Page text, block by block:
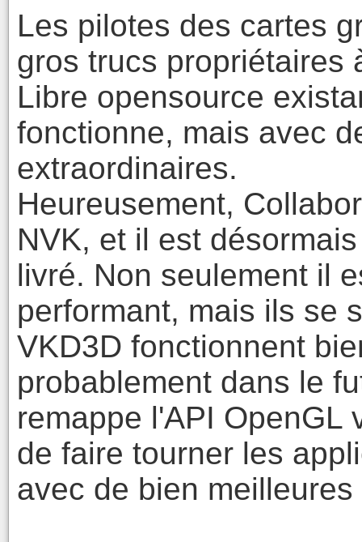
Les pilotes des cartes
gros trucs propriétaires
Libre opensource
fonctionne, mais avec
extraordinaires.
Heureusement,
NVK, et il est
livré. Non seulement il
performant, mais ils se
VKD3D fonctionnent
probablement dans le
remappe l'API OpenGL
de faire tourner les
avec de bien